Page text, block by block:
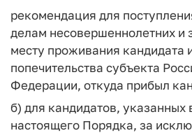
рекомендация для
делам несовершеннолетних и
месту проживания кандидата
попечительства субъекта
Федерации, откуда прибыл
б) для кандидатов, указанных
настоящего Порядка, за